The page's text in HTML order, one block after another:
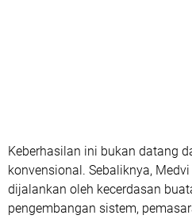
Keberhasilan ini bukan datang
konvensional. Sebaliknya,
dijalankan oleh kecerdasan
pengembangan sistem,